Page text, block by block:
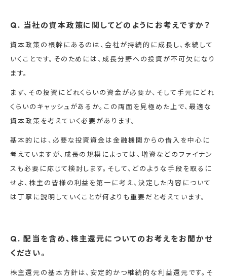
Q. 当社の資本政策に関してどのようにお考えですか？
資本政策の根幹にあるのは、会社が持続的に成長し、永続して
いくことです。そのためには、成長分野への投資が不可欠になり
ます。
まず、その投資にどれくらいの資金が必要か、そして手元にどれ
くらいのキャッシュがあるか。この両面を見極めた上で、最適な
資本政策を考えていく必要があります。
基本的には、必要な投資資金は金融機関からの借入を中心に
考えていますが、成長の規模によっては、増資などのファイナン
スも必要に応じて検討します。そして、どのような手段を取るに
せよ、株主の皆様の利益を第一に考え、決定した内容について
は丁寧に説明していくことが何よりも重要だと考えています。
Q. 配当を含め、株主還元についてのお考えをお聞かせ
ください。
株主還元の基本方針は、安定的かつ継続的な利益還元です。そ